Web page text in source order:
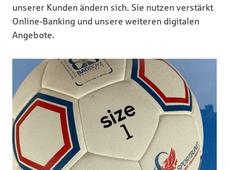
unserer Kunden ändern sich. Sie nutzen verstärkt
Online-Banking und unsere weiteren digitalen
Angebote.